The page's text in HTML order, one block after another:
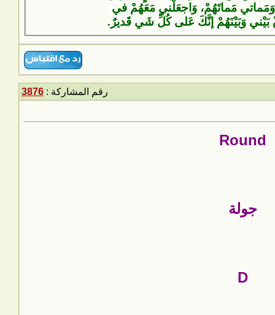
مَماتَهُمْ، وَاجعَلْني مَعَهُمْ في
بَيْني وَبَيْنَهُمْ إنَّكَ عَلى كُلِّ شَيٍ قَديرٌ.
رقم المشاركة : 3876
Round
جولة
D